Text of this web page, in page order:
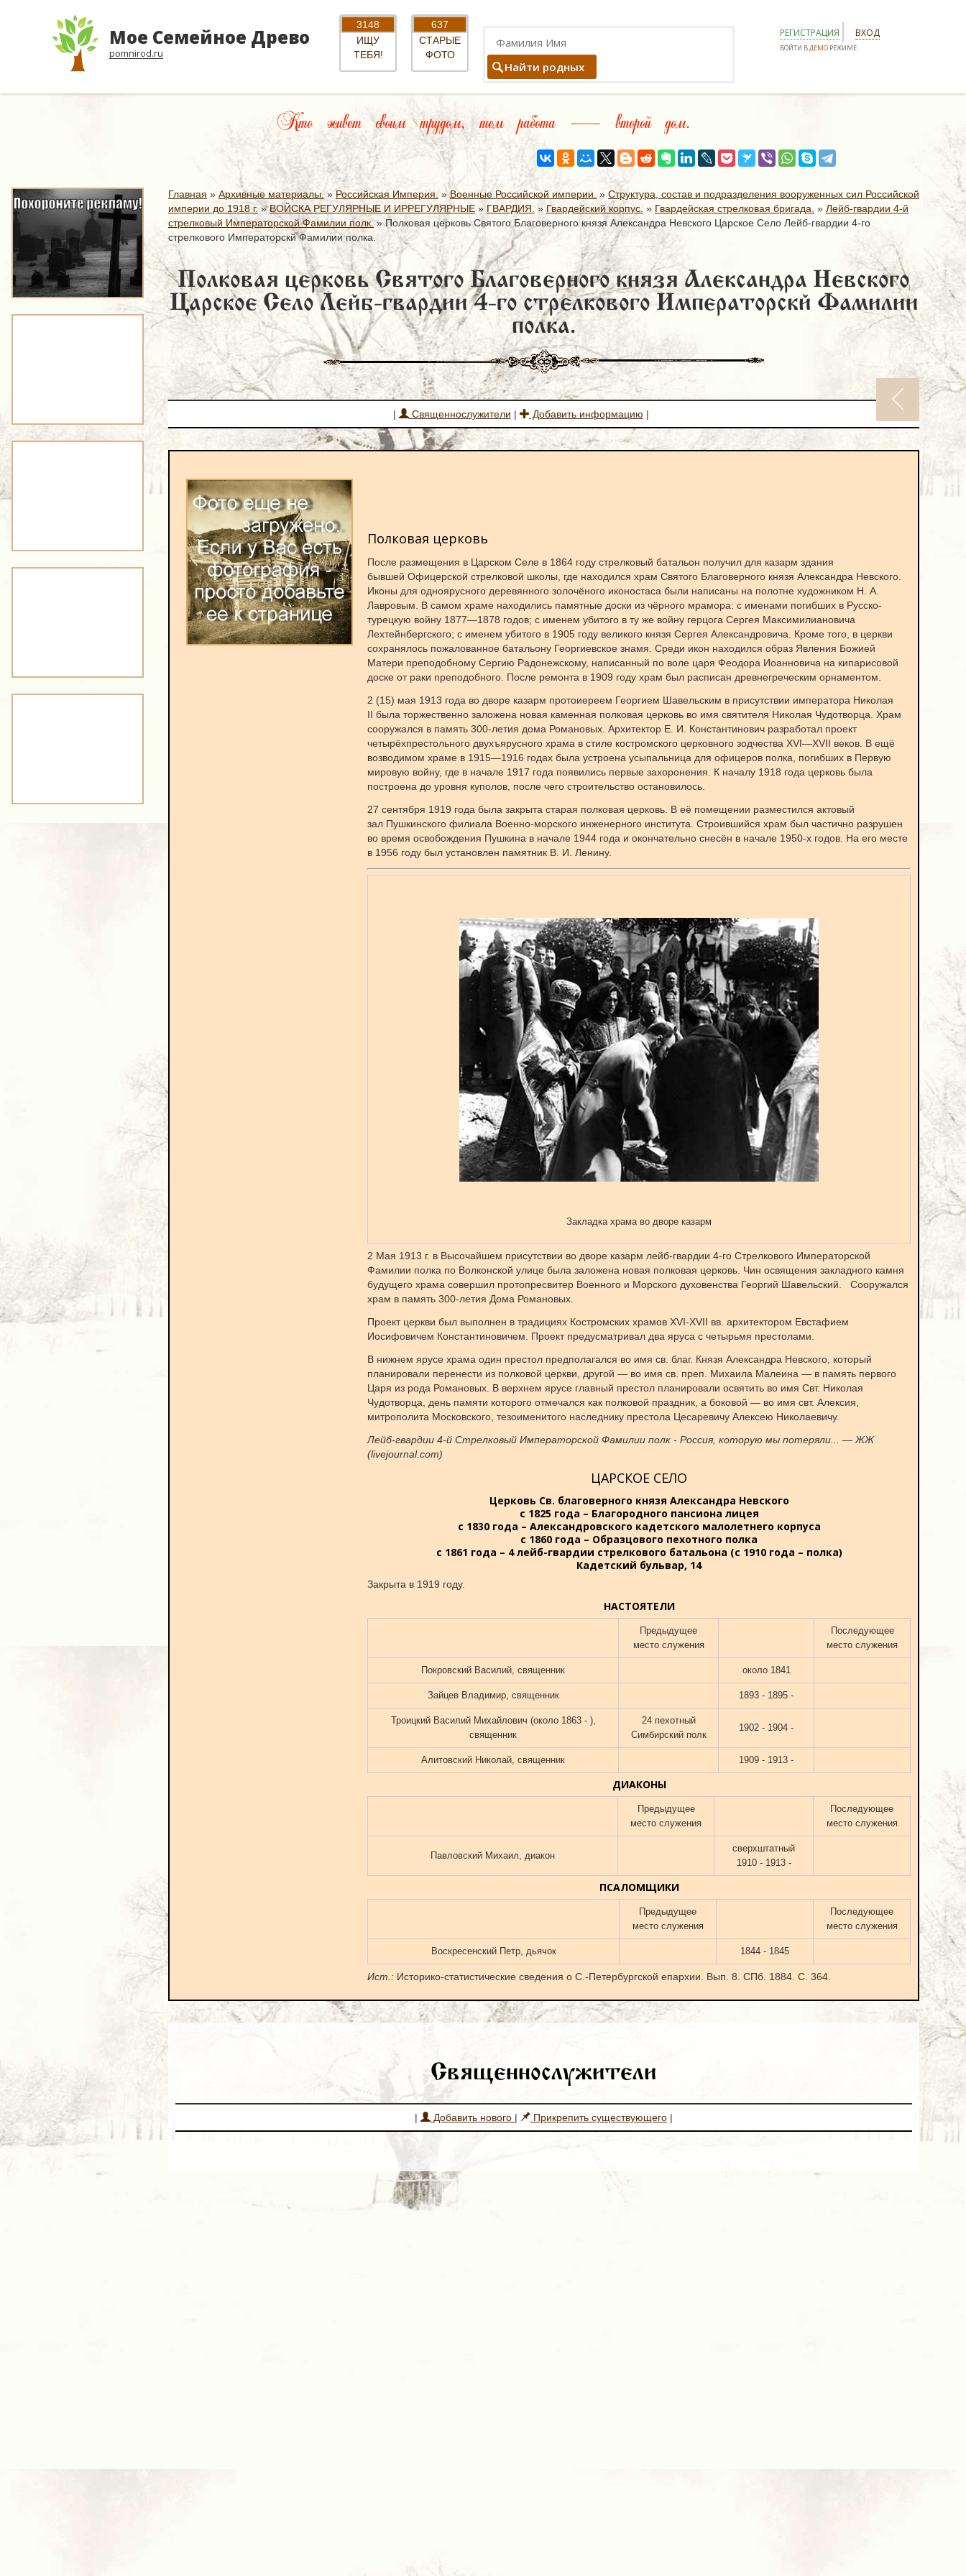
Мое Семейное Древо
pomnirod.ru
3148
ИЩУ
ТЕБЯ!
637
СТАРЫЕ
ФОТО
Найти родных
РЕГИСТРАЦИЯ ВХОД
ВОЙТИ ВДЕМО РЕЖИМЕ
Кто живет своим трудом, тем работа — второй дом.
Главная » Архивные материалы. »Российская Империя. »Военные Российской империи. » Структура, состав и подразделения вооруженных сил Российской
империи до 1918 г.»ВОЙСКА РЕГУЛЯРНЫЕ И ИРРЕГУЛЯРНЫЕ » ГВАРДИЯ. » Гвардейский корпус. » Гвардейская стрелковая бригада. » Лейб-гвардии 4-й
стрелковый Императорской Фамилии полк.»Полковая церковь Святого Благоверного князя Александра Невского Царское Село Лейб-гвардии 4-го
стрелкового Императорскй Фамилии полка.
Полковая церковь Святого Благоверного князя Александра Невского
Царское Село Лейб-гвардии 4-го стрелкового Императорскй Фамилии
полка.
| Священнослужители | Добавить информацию |
Полковая церковь
После размещения в Царском Селе в 1864 году стрелковый батальон получил для казарм здания
бывшей Офицерской стрелковой школы, где находился храм Святого Благоверного князя Александра Невского.
Иконы для одноярусного деревянного золочёного иконостаса были написаны на полотне художником Н. А.
Лавровым. В самом храме находились памятные доски из чёрного мрамора: с именами погибших в Русско-
турецкую войну 1877—1878 годов; с именем убитого в ту же войну герцога Сергея Максимилиановича
Лехтейнбергского; с именем убитого в 1905 году великого князя Сергея Александровича. Кроме того, в церкви
сохранялось пожалованное батальону Георгиевское знамя. Среди икон находился образ Явления Божией
Матери преподобному Сергию Радонежскому, написанный по воле царя Феодора Иоанновича на кипарисовой
доске от раки преподобного. После ремонта в 1909 году храм был расписан древнегреческим орнаментом.
2 (15) мая 1913 года во дворе казарм протоиереем Георгием Шавельским в присутствии императора Николая
II была торжественно заложена новая каменная полковая церковь во имя святителя Николая Чудотворца. Храм
сооружался в память 300-летия дома Романовых. Архитектор Е. И. Константинович разработал проект
четырёхпрестольного двухъярусного храма в стиле костромского церковного зодчества XVI—XVII веков. В ещё
возводимом храме в 1915—1916 годах была устроена усыпальница для офицеров полка, погибших в Первую
мировую войну, где в начале 1917 года появились первые захоронения. К началу 1918 года церковь была
построена до уровня куполов, после чего строительство остановилось.
27 сентября 1919 года была закрыта старая полковая церковь. В её помещении разместился актовый
зал Пушкинского филиала Военно-морского инженерного института. Строившийся храм был частично разрушен
во время освобождения Пушкина в начале 1944 года и окончательно снесён в начале 1950-х годов. На его месте
в 1956 году был установлен памятник В. И. Ленину.
Закладка храма во дворе казарм
2 Мая 1913 г. в Высочайшем присутствии во дворе казарм лейб-гвардии 4-го Стрелкового Императорской
Фамилии полка по Волконской улице была заложена новая полковая церковь. Чин освящения закладного камня
будущего храма совершил протопресвитер Военного и Морского духовенства Георгий Шавельский. Сооружался
храм в память 300-летия Дома Романовых.
Проект церкви был выполнен в традициях Костромских храмов XVI-XVII вв. архитектором Евстафием
Иосифовичем Константиновичем. Проект предусматривал два яруса с четырьмя престолами.
В нижнем ярусе храма один престол предполагался во имя св. благ. Князя Александра Невского, который
планировали перенести из полковой церкви, другой — во имя св. преп. Михаила Малеина — в память первого
Царя из рода Романовых. В верхнем ярусе главный престол планировали освятить во имя Свт. Николая
Чудотворца, день памяти которого отмечался как полковой праздник, а боковой — во имя свт. Алексия,
митрополита Московского, тезоименитого наследнику престола Цесаревичу Алексею Николаевичу.
Лейб-гвардии 4-й Стрелковый Императорской Фамилии полк - Россия, которую мы потеряли... — ЖЖ
(livejournal.com)
ЦАРСКОЕ СЕЛО
Церковь Св. благоверного князя Александра Невского
с 1825 года – Благородного пансиона лицея
с 1830 года – Александровского кадетского малолетнего корпуса
с 1860 года – Образцового пехотного полка
с 1861 года – 4 лейб-гвардии стрелкового батальона (с 1910 года – полка)
Кадетский бульвар, 14
Закрыта в 1919 году.
НАСТОЯТЕЛИ
Предыдущее
место служения
Последующее
место служения
Покровский Василий, священник около 1841
Зайцев Владимир, священник 1893 - 1895 -
Троицкий Василий Михайлович (около 1863 - ),
священник
24 пехотный
Симбирский полк
1902 - 1904 -
Алитовский Николай, священник 1909 - 1913 -
ДИАКОНЫ
Предыдущее
место служения
Последующее
место служения
Павловский Михаил, диакон
сверхштатный
1910 - 1913 -
ПСАЛОМЩИКИ
Предыдущее
место служения
Последующее
место служения
Воскресенский Петр, дьячок 1844 - 1845
Ист.: Историко-статистические сведения о С.-Петербургской епархии. Вып. 8. СПб. 1884. С. 364.
Священнослужители
| Добавить нового | Прикрепить существующего |